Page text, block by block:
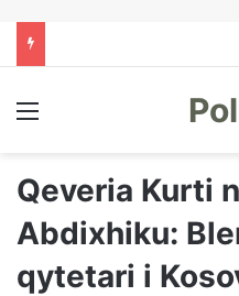
Menu
Qeveria Kurti
Abdixhiku:
qytetari i